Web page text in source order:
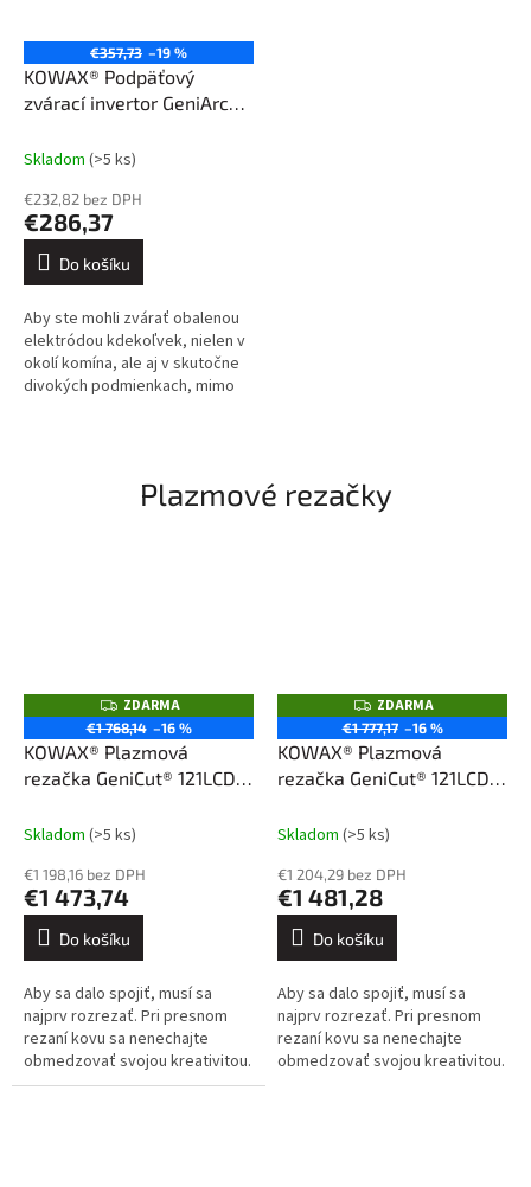
€357,73 –19 %
KOWAX® Podpäťový
zvárací invertor GeniArc®
Skladom (>5 ks)
€232,82 bez DPH
€286,37
Do košíku
Aby ste mohli zvárať obalenou
elektródou kdekoľvek, nielen v
okolí komína, ale aj v skutočne
divokých podmienkach, mimo
Plazmové rezačky
Z
D
A
R
A
ZDARMA
€1 768,14 –16 %
KOWAX® Plazmová
rezačka GeniCut® 121LCD,
Skladom (>5 ks)
€1 198,16 bez DPH
€1 473,74
Do košíku
Aby sa dalo spojiť, musí sa
najprv rozrezať. Pri presnom
rezaní kovu sa nenechajte
obmedzovať svojou kreativitou.
Jeden stroj, neuveriteľné
Z
D
A
R
A
ZDARMA
€1 777,17 –16 %
KOWAX® Plazmová
rezačka GeniCut® 121LCD
Skladom (>5 ks)
€1 204,29 bez DPH
€1 481,28
Do košíku
Aby sa dalo spojiť, musí sa
najprv rozrezať. Pri presnom
rezaní kovu sa nenechajte
obmedzovať svojou kreativitou.